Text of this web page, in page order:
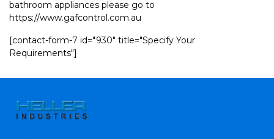
bathroom appliances please go to
https://www.gafcontrol.com.au
[contact-form-7 id="930" title="Specify Your
Requirements"]